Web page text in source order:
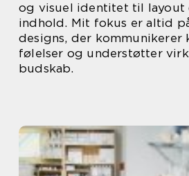
og visuel identitet til
indhold. Mit fokus er altid
designs, der
følelser og understøtter
budskab.